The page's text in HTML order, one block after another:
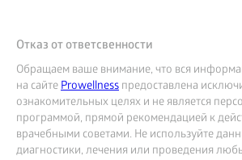
Отказ от ответсвенности
Обращаем ваше внимание, что вся
на сайтеProwellness предоставлена
ознакомительных целях и не является
программой, прямой рекомендацией к
врачебными советами. Не используйте
диагностики, лечения или проведения